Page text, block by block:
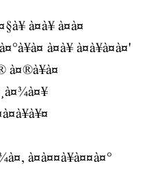
à¤à¥ à¤à¤
à¤à¥ à¤à¥à¤à¤'
à¤®à¥à¤
à¤à¤¤à¥à¤¤à¤°